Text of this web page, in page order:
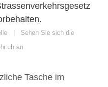
| Sehen Sie sich die
an
Tasche im